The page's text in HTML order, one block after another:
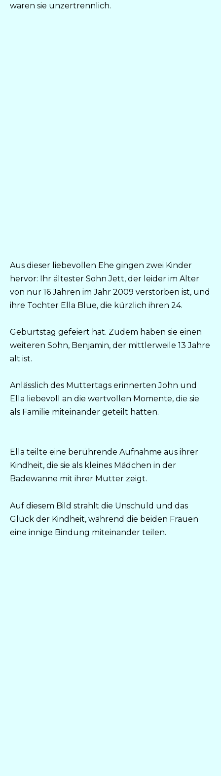
waren sie unzertrennlich.
Aus dieser liebevollen Ehe gingen zwei Kinder
hervor: Ihr ältester Sohn Jett, der leider im Alter
von nur 16 Jahren im Jahr 2009 verstorben ist, und
ihre Tochter Ella Blue, die kürzlich ihren 24.
Geburtstag gefeiert hat. Zudem haben sie einen
weiteren Sohn, Benjamin, der mittlerweile 13 Jahre
alt ist.
Anlässlich des Muttertags erinnerten John und
Ella liebevoll an die wertvollen Momente, die sie
als Familie miteinander geteilt hatten.
Ella teilte eine berührende Aufnahme aus ihrer
Kindheit, die sie als kleines Mädchen in der
Badewanne mit ihrer Mutter zeigt.
Auf diesem Bild strahlt die Unschuld und das
Glück der Kindheit, während die beiden Frauen
eine innige Bindung miteinander teilen.